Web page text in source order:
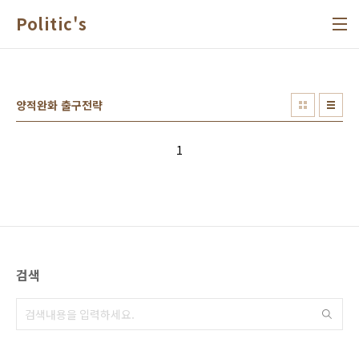
Politic's
양적완화 출구전략
1
검색